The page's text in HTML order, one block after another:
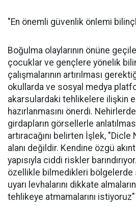
"En önemli güvenlik önlemi
Boğulma olaylarının önüne
çocuklar ve gençlere yönelik
çalışmalarının artırılması
okullarda ve sosyal medya
akarsulardaki tehlikelere ilişkin
hazırlanmasını önerdi.
girdapların görsellerle
artıracağını belirten İşlek,
alanı değildir. Kendine özgü
yapısıyla ciddi riskler
özellikle bilmedikleri bölgelerde
uyarı levhalarını dikkate
tehlikeye atmamalarını